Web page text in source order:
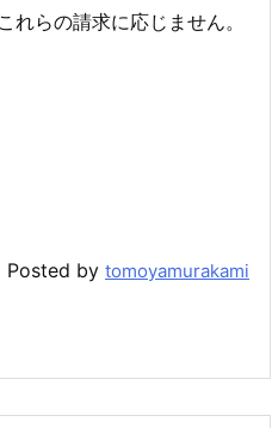
れらの請求に応じません。
Posted by tomoyamurakami